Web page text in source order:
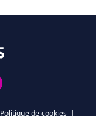
Politique de cookies |